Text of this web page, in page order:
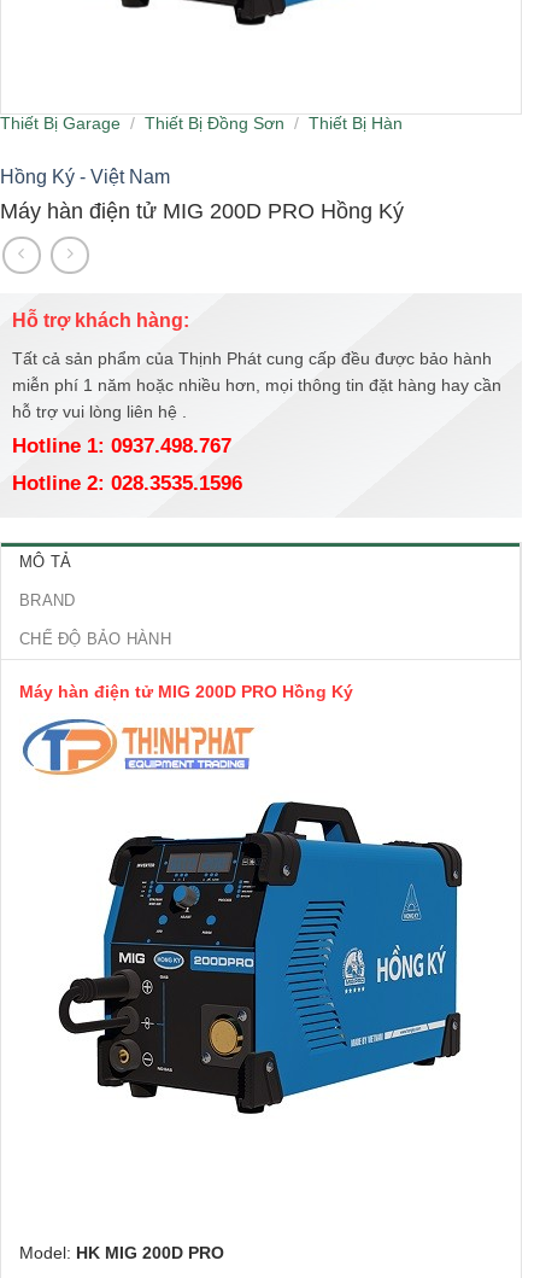
Thiết Bị Garage / Thiết Bị Đồng Sơn / Thiết Bị Hàn
Hồng Ký - Việt Nam
Máy hàn điện tử MIG 200D PRO Hồng Ký
Hỗ trợ khách hàng:
Tất cả sản phẩm của Thịnh Phát cung cấp đều được bảo hành
miễn phí 1 năm hoặc nhiều hơn, mọi thông tin đặt hàng hay cần
hỗ trợ vui lòng liên hệ .
Hotline 1: 0937.498.767
Hotline 2: 028.3535.1596
MÔ TẢ
BRAND
CHẾ ĐỘ BẢO HÀNH
Máy hàn điện tử MIG 200D PRO Hồng Ký
Model: HK MIG 200D PRO